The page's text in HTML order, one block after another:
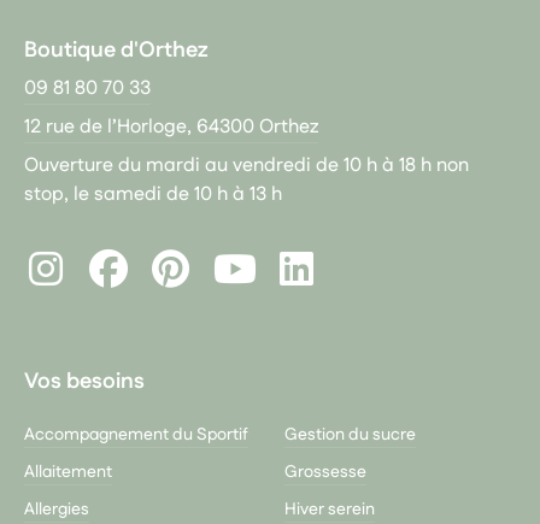
Boutique d'Orthez
09 81 80 70 33
12 rue de l’Horloge, 64300 Orthez
Ouverture du mardi au vendredi de 10 h à 18 h non
stop, le samedi de 10 h à 13 h
InstagramFacebookPinterest
LinkedIn
Vos besoins
Accompagnement du Sportif
Allaitement
Allergies
Gestion du sucre
Grossesse
Hiver serein